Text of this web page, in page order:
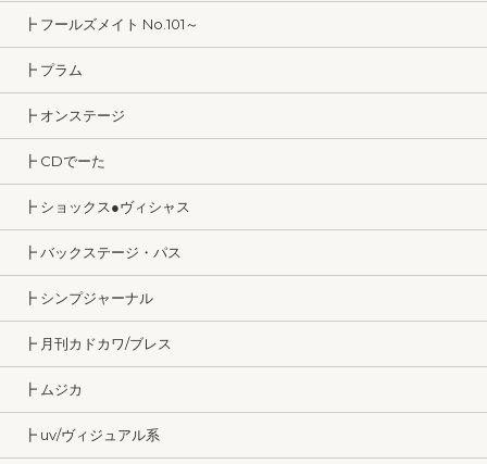
┣ フールズメイト No.101～
┣ プラム
┣ オンステージ
┣ CDでーた
┣ ショックス●ヴィシャス
┣ バックステージ・パス
┣ シンプジャーナル
┣ 月刊カドカワ/ブレス
┣ ムジカ
┣ uv/ヴィジュアル系